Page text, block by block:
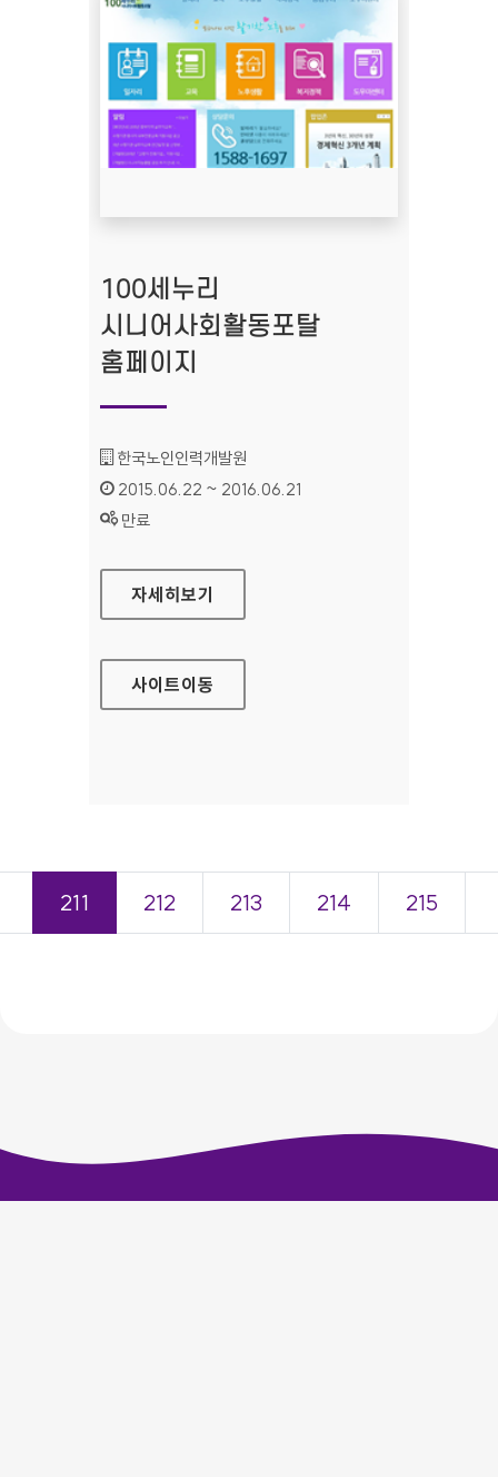
100세누리
시니어사회활동포탈
홈페이지
기관명 :
한국노인인력개발원
인증기간 :
2015.06.22 ~ 2016.06.21
상태 :
만료
100세누리 시니어사회활동포탈 홈페이지
자세히보기
사이트이동
211 212 213 214 215